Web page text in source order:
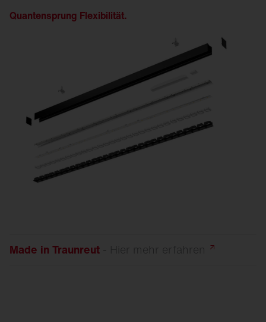
Quantensprung Flexibilität.
Made in Traunreut - Hier mehr erfahren